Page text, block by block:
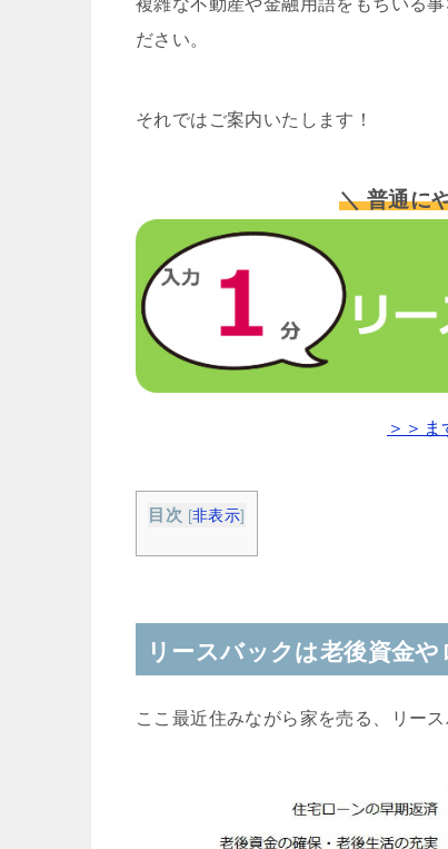
複雑な不動産や金融用語をもちいる
ださい。
それではご案内いたします！
＼ 普通に
＞＞
目次 [非表示]
リースバックは老後資金
ここ最近住みながら家を売る、リー